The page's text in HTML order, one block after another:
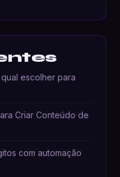
escolher para
Criar Conteúdo de
com automação